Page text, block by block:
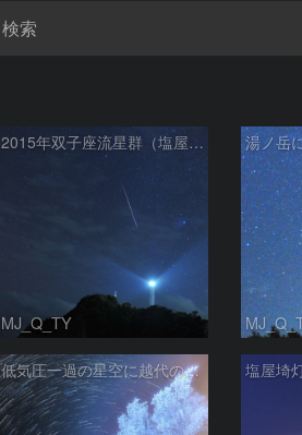
検索
2015年双子座流星群（塩屋埼）
MJ_Q_TY
低気圧一過の星空に越代の桜満開